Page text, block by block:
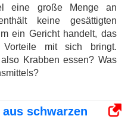
eine große Menge an
keine gesättigten
ein Gericht handelt, das
mit sich bringt.
Krabben essen? Was
schwarzen